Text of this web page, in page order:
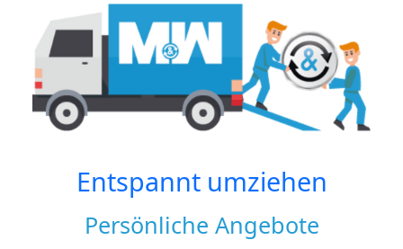
Entspannt umziehen
Persönliche Angebote